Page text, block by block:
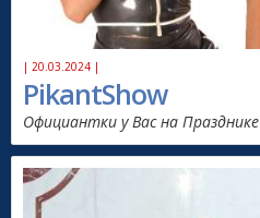
| 20.03.2024 |
PikantShow
Официантки у Вас на Празднике